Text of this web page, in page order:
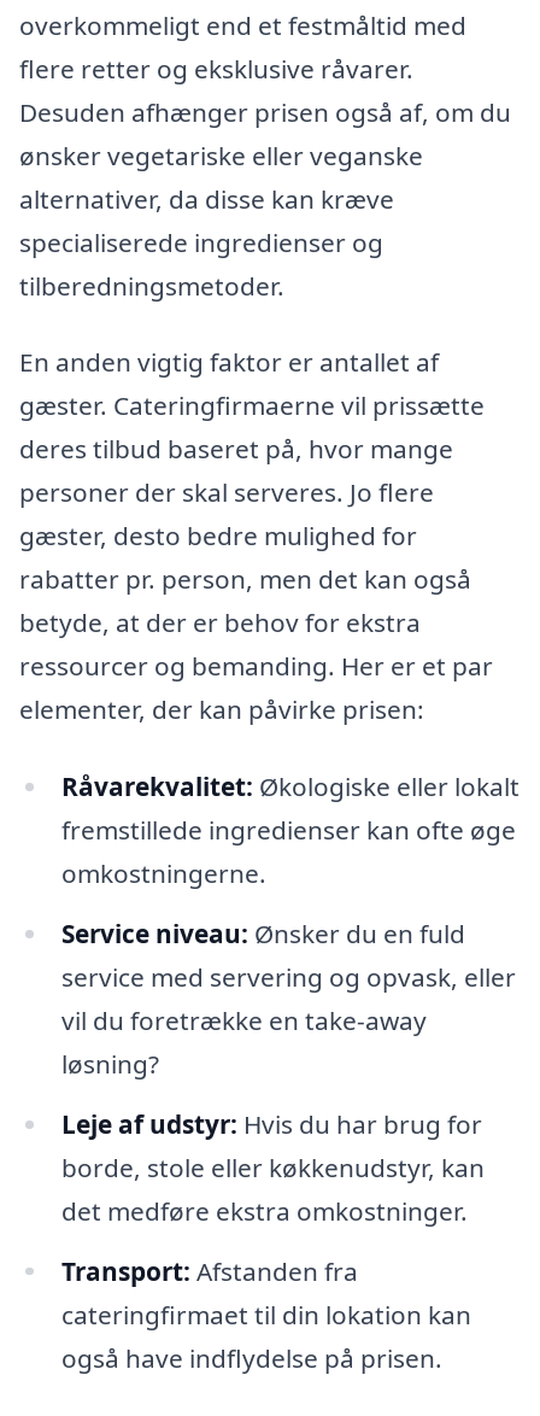
overkommeligt end et festmåltid med
flere retter og eksklusive råvarer.
Desuden afhænger prisen også af, om du
ønsker vegetariske eller veganske
alternativer, da disse kan kræve
specialiserede ingredienser og
tilberedningsmetoder.
En anden vigtig faktor er antallet af
gæster. Cateringfirmaerne vil prissætte
deres tilbud baseret på, hvor mange
personer der skal serveres. Jo flere
gæster, desto bedre mulighed for
rabatter pr. person, men det kan også
betyde, at der er behov for ekstra
ressourcer og bemanding. Her er et par
elementer, der kan påvirke prisen:
Råvarekvalitet: Økologiske eller lokalt
fremstillede ingredienser kan ofte øge
omkostningerne.
Service niveau: Ønsker du en fuld
service med servering og opvask, eller
vil du foretrække en take-away
løsning?
Leje af udstyr: Hvis du har brug for
borde, stole eller køkkenudstyr, kan
det medføre ekstra omkostninger.
Transport: Afstanden fra
cateringfirmaet til din lokation kan
også have indflydelse på prisen.